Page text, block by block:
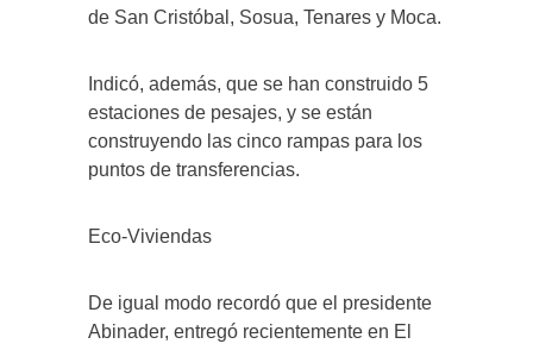
de San Cristóbal, Sosua, Tenares y Moca.
Indicó, además, que se han construido 5
estaciones de pesajes, y se están
construyendo las cinco rampas para los
puntos de transferencias.
Eco-Viviendas
De igual modo recordó que el presidente
Abinader, entregó recientemente en El